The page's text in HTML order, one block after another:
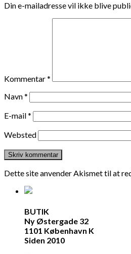
Din e-mailadresse vil ikke blive
Kommentar*
Navn*
E-mail*
Websted
Dette site anvender Akismet til at
BUTIK
Ny Østergade 32
1101 København K
Siden 2010